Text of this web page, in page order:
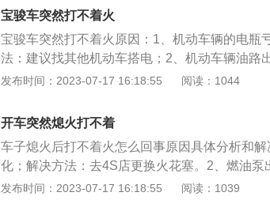
额定值，车辆无法正常启动和行驶。解决办法：
清器被堵塞，汽油的输送受到影响,导致发动机
着火。解决办法：清洗燃油滤清器，更换滤芯
解决办法：平时要注意定期清理发动机积碳，并
法：低压电路的线连接不良或者高压线漏电都会
路，及时维修。
向盘锁死：当方向盘锁死之后就会导致车辆打不
现象。如果车主在停车期间，方向盘没有回正
致方向盘锁死。停车时需要把方向盘回正，避免
些车启动时挡位一定要放在P挡或N挡上，如果
需要正确使用挡位。4、油品问题，加了不好燃
灰尘、油污，并涂上专用油脂以保护线束；2、
路；3、汽车熄火后，尽量少使用车内的用电设
对汽车电瓶进行检查并定期更换；5、车辆长时
宝骏车突然打不着火
宝骏车突然打不着火原因：1、机动车辆的电瓶
法：建议找其他机动车搭电；2、机动车辆油路
油嘴出现问题可能会引起车辆突然不能打火；解
不足。在行驶过程中，应时刻注意一下油表显示
行驶，发动机的使用寿命将会缩短；解决方法
据周边情况，可以找车友借油或者去附近的加油
车把车辆拖到加油站；5、挂错挡。如果档位不
坏相应的部件，造成一定的安全隐患；解决方法
发布时间：2023-07-17 16:18:55 阅读：1044
开车突然熄火打不着
车子熄火后打不着火怎么回事原因具体分析和
化；解决方法：去4S店更换火花塞。2、燃油
碳刷支架胶结在一起了；解决方法：去4S店检
发布时间：2023-07-17 16:18:55 阅读：1039